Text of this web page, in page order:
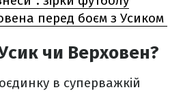
перед боєм з Усиком
чи Верховен?
в суперважкій